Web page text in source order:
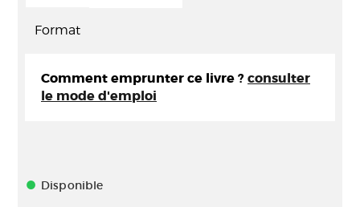
Format
Comment emprunter ce livre ? consulter
le mode d'emploi
Disponible